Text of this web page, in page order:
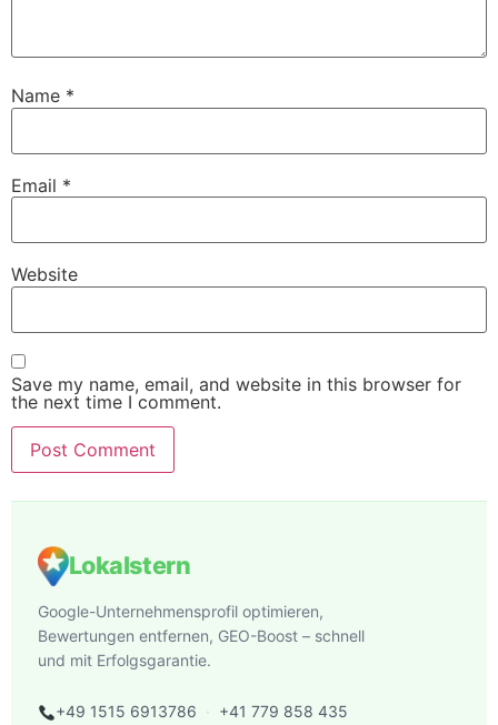
Name *
Email *
Website
Save my name, email, and website in this browser for
the next time I comment.
Lokalstern
Google-Unternehmensprofil optimieren,
Bewertungen entfernen, GEO-Boost – schnell
und mit Erfolgsgarantie.
+49 1515 6913786 · +41 779 858 435